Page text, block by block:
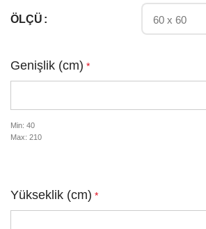
ÖLÇÜ
Genişlik (cm) *
Min: 40
Max: 210
Yükseklik (cm) *